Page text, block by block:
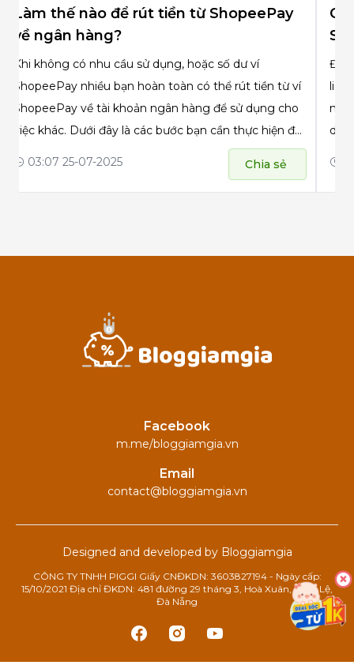
Làm thế nào để rút tiền từ ShopeePay
về ngân hàng?
Khi không có nhu cầu sử dụng, hoặc số dư ví
ShopeePay nhiều bạn hoàn toàn có thể rút tiền từ ví
ShopeePay về tài khoản ngân hàng để sử dụng cho
việc khác. Dưới đây là các bước bạn cần thực hiện để
có thể rút tiền từ ví ShopeePay về tài khoản ngân
03:07 25-07-2025 Chia sẻ
Để
liên
nào
dõi
Facebook
m.me/bloggiamgia.vn
Email
contact@bloggiamgia.vn
Designed and developed by Bloggiamgia
CÔNG TY TNHH PIGGI Giấy CNĐKDN: 3603827194 - Ngày cấp:
15/10/2021 Địa chỉ ĐKDN: 481 đường 29 tháng 3, Hoà Xuân, Cẩm Lệ,
Đà Nẵng